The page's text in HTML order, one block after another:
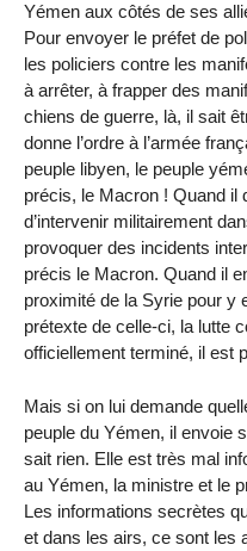
Yémen aux côtés de ses
Pour envoyer le préfet de
les policiers contre les
à arrêter, à frapper des
chiens de guerre, là, il sait
donne l’ordre à l’armée
peuple libyen, le peuple
précis, le Macron ! Quand il
d’intervenir militairement
provoquer des incidents
précis le Macron. Quand il
proximité de la Syrie pour y
prétexte de celle-ci, la lutte
officiellement terminé, il est
Mais si on lui demande
peuple du Yémen, il envoie
sait rien. Elle est très mal
au Yémen, la ministre et le
Les informations secrètes
et dans les airs, ce sont les